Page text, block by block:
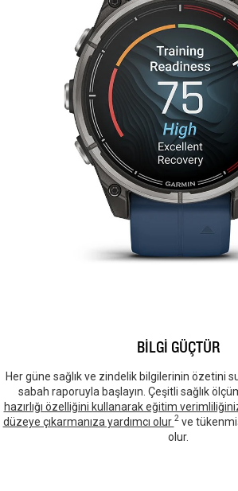
BİLGİ GÜÇTÜR
Her güne sağlık ve zindelik bilgilerinin özetini
sabah raporuyla başlayın. Çeşitli sağlık
hazırlığı özelliğini kullanarak eğitim
düzeye çıkarmanıza yardımcı olur 2ve
olur.